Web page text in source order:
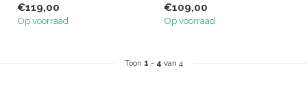
par...
€119,00
Op voorraad
€109,00
Op voorraad
Toon 1 - 4 van 4